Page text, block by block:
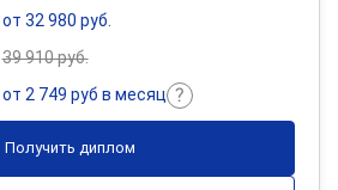
от 32 980 руб.
39 910 руб.
от 2 749 руб в месяц
Получить диплом